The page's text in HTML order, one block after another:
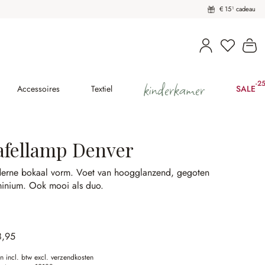
€ 15¹ cadeau
U heeft
Accessoires Textiel kinderkamer SALE-
Denver
bokaal vorm.Voet van hoogglanzend, gegoten
Ook mooi als duo.
incl. btw excl. verzendkosten